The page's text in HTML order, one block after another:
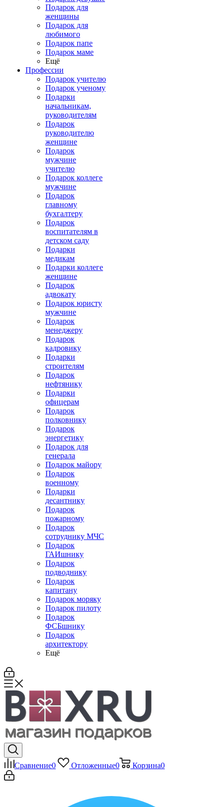
Подарок для
женщины
Подарок для
любимого
Подарок папе
Подарок маме
Ещё
Профессии
Подарок учителю
Подарок ученому
Подарки
начальникам,
руководителям
Подарок
руководителю
женщине
Подарок
мужчине
учителю
Подарок коллеге
мужчине
Подарок
главному
бухгалтеру
Подарок
воспитателям в
детском саду
Подарки
медикам
Подарки коллеге
женщине
Подарок
адвокату
Подарок юристу
мужчине
Подарок
менеджеру
Подарок
кадровику
Подарки
строителям
Подарок
нефтянику
Подарки
офицерам
Подарок
полковнику
Подарок
энергетику
Подарок для
генерала
Подарок майору
Подарок
военному
Подарки
десантнику
Подарок
пожарному
Подарок
сотруднику МЧС
Подарок
ГАИшнику
Подарок
подводнику
Подарок
капитану
Подарок моряку
Подарок пилоту
Подарок
ФСБшнику
Подарок
архитектору
Ещё
Сравнение0 Отложенные0 Корзина0